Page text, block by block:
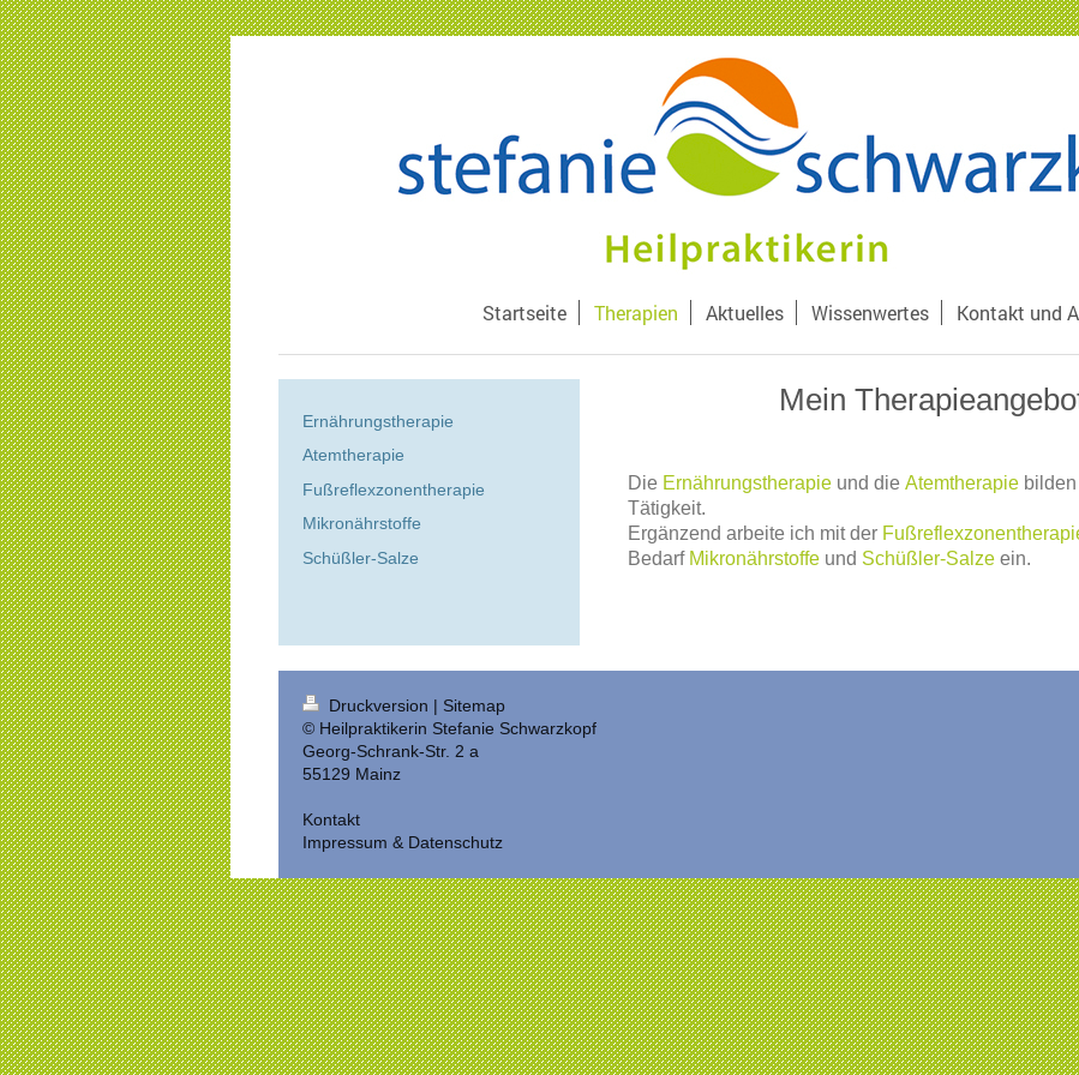
Startseite Therapien Aktuelles Wissenwertes Kontakt und
Mein
Die Ernährungstherapieund die Atemtherapiebilden
Tätigkeit.
Ergänzend arbeite ich mit der
Bedarf Mikronährstoffeund Schüßler-Salzeein.
Ernährungstherapie
Atemtherapie
Fußreflexzonentherapie
Mikronährstoffe
Schüßler-Salze
Druckversion | Sitemap
© Heilpraktikerin Stefanie Schwarzkopf
Georg-Schrank-Str. 2 a
55129 Mainz
Kontakt
Impressum & Datenschutz